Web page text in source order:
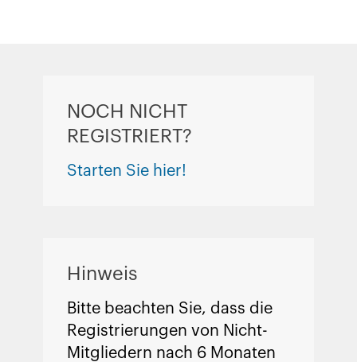
NOCH NICHT
REGISTRIERT?
Starten Sie hier!
Hinweis
Bitte beachten Sie, dass die
Registrierungen von Nicht-
Mitgliedern nach 6 Monaten